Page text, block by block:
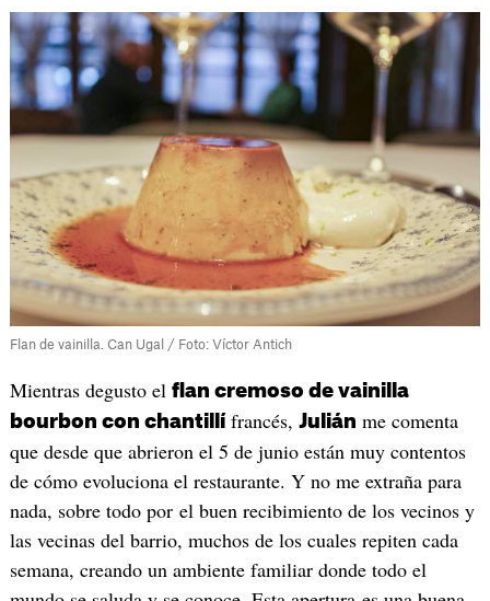
Flan de vainilla. Can Ugal / Foto: Víctor Antich
Mientras degusto el flan cremoso de vainilla
bourbon con chantillífrancés, Julián me comenta
que desde que abrieron el 5 de junio están muy contentos
de cómo evoluciona el restaurante. Y no me extraña para
nada, sobre todo por el buen recibimiento de los vecinos y
las vecinas del barrio, muchos de los cuales repiten cada
semana, creando un ambiente familiar donde todo el